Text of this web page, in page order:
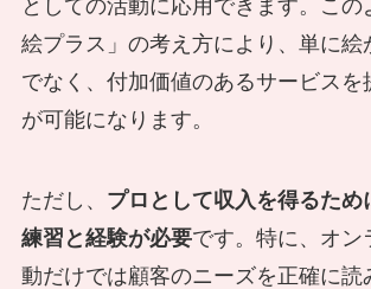
としての活動に応用できます。この
絵プラス」の考え方により、単に絵
でなく、付加価値のあるサービスを
が可能になります。
ただし、 プロとして収入を得るため
練習と経験が必要です。特に、オン
動だけでは顧客のニーズを正確に読